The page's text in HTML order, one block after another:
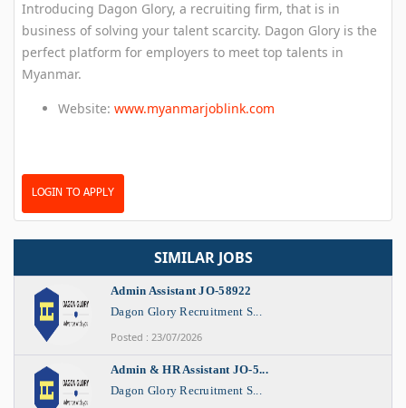
Introducing Dagon Glory, a recruiting firm, that is in
business of solving your talent scarcity. Dagon Glory is the
perfect platform for employers to meet top talents in
Myanmar.
Website: www.myanmarjoblink.com
LOGIN TO APPLY
SIMILAR JOBS
Admin Assistant JO-58922
Dagon Glory Recruitment S...
Posted : 23/07/2026
Admin & HR Assistant JO-5...
Dagon Glory Recruitment S...